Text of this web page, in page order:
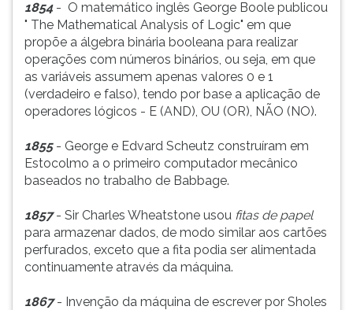
1854- O matemático inglês George Boole publicou
" The Mathematical Analysis of Logic" em que
propõe a álgebra binária booleana para realizar
operações com números binários, ou seja, em que
as variáveis assumem apenas valores 0 e 1
(verdadeiro e falso), tendo por base a aplicação de
operadores lógicos - E (AND), OU (OR), NÃO (NO).
1855- George e Edvard Scheutz construíram em
Estocolmo a o primeiro computador mecânico
baseados no trabalho de Babbage.
1857- Sir Charles Wheatstone usou fitas de papel
para armazenar dados, de modo similar aos cartões
perfurados, exceto que a fita podia ser alimentada
continuamente através da máquina.
1867- Invenção da máquina de escrever por Sholes